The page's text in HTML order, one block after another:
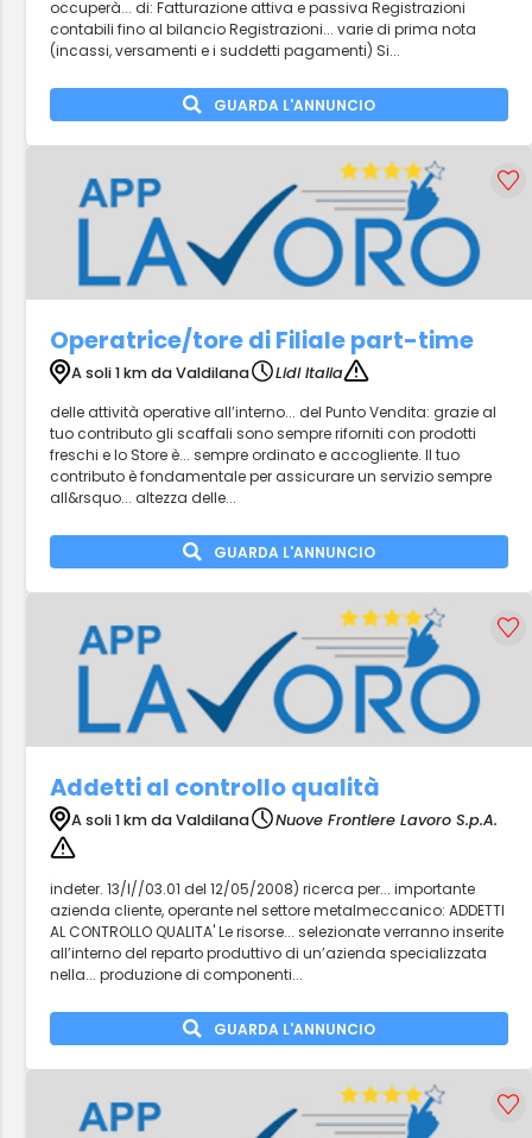
occuperà... di: Fatturazione attiva e passiva Registrazioni
contabili fino al bilancio Registrazioni... varie di prima nota
(incassi, versamenti e i suddetti pagamenti) Si...
GUARDA L'ANNUNCIO
Operatrice/tore di Filiale part-time
A soli 1 km da Valdilana
Lidl Italia
delle attività operative all’interno... del Punto Vendita: grazie al
tuo contributo gli scaffali sono sempre riforniti con prodotti
freschi e lo Store è... sempre ordinato e accogliente. Il tuo
contributo è fondamentale per assicurare un servizio sempre
all&rsquo... altezza delle...
GUARDA L'ANNUNCIO
Addetti al controllo qualità
A soli 1 km da Valdilana Nuove Frontiere Lavoro S.p.A.
indeter. 13/I//03.01 del 12/05/2008) ricerca per... importante
azienda cliente, operante nel settore metalmeccanico: ADDETTI
AL CONTROLLO QUALITA' Le risorse... selezionate verranno inserite
all’interno del reparto produttivo di un’azienda specializzata
nella... produzione di componenti...
GUARDA L'ANNUNCIO